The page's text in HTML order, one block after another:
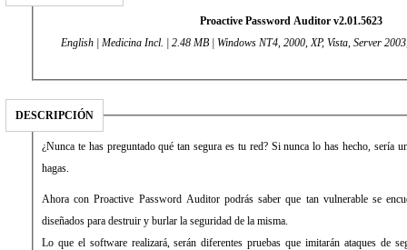
Proactive Password Auditor v2.01.5623
English | Medicina Incl. | 2.48 MB | Windows NT4, 2000, XP, Vista, Server
DESCRIPCIÓN
¿Nunca te has preguntado qué tan segura es tu red? Si nunca lo has hecho, sería
hagas.
Ahora con Proactive Password Auditor podrás saber que tan vulnerable se
diseñados para destruir y burlar la seguridad de la misma.
Lo que el software realizará, serán diferentes pruebas que imitarán ataques de